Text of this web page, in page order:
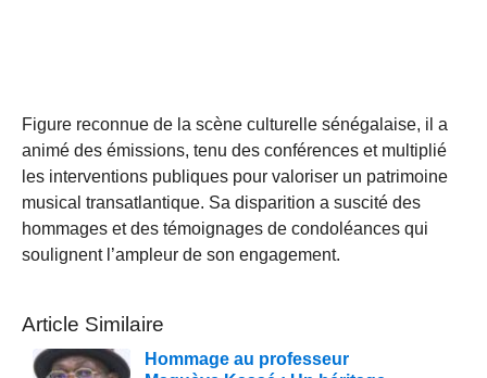
Figure reconnue de la scène culturelle sénégalaise, il a
animé des émissions, tenu des conférences et multiplié
les interventions publiques pour valoriser un patrimoine
musical transatlantique. Sa disparition a suscité des
hommages et des témoignages de condoléances qui
soulignent l’ampleur de son engagement.
Article Similaire
Hommage au professeur